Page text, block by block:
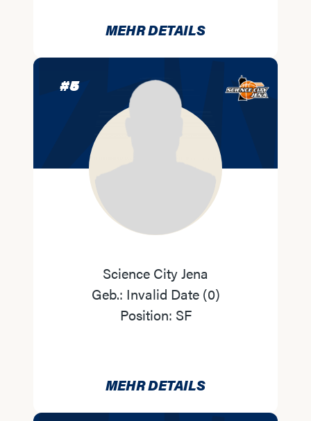
MEHR DETAILS
#5
Science City Jena
Geb.: Invalid Date(0)
Position: SF
MEHR DETAILS